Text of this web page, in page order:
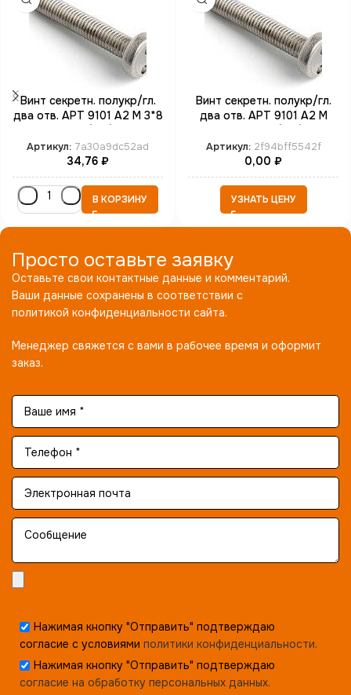
Винт секретн. полукр/гл.
два отв. АРТ 9101 А2 M 3*8
Артикул: 7a30a9dc52ad
34,76 ₽
В КОРЗИНУ
Винт секретн. полукр/гл.
два отв. АРТ 9101 А2 M
Артикул: 2f94bff5542f
0,00 ₽
УЗНАТЬ ЦЕНУ
Просто оставьте заявку
Оставьте свои контактные данные и комментарий.
Ваши данные сохранены в соответствии с
политикой конфиденциальности сайта.
Менеджер свяжется с вами в рабочее время и оформит
заказ.
Нажимая кнопку "Отправить" подтверждаю
согласие с условиями политики конфиденциальности.
Нажимая кнопку "Отправить" подтверждаю
согласие на обработку персональных данных.